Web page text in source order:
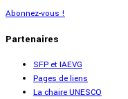
Abonnez-vous !
Partenaires
SFP et IAEVG
Pages de liens
La chaire UNESCO